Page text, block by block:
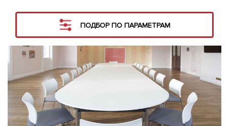
ПОДБОР ПО ПАРАМЕТРАМ